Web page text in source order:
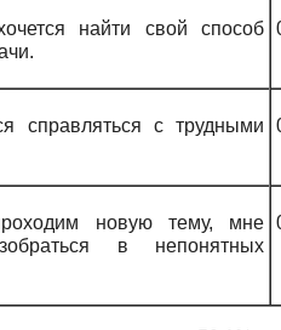
найти свой способ
справляться с трудными
новую тему, мне
в непонятных